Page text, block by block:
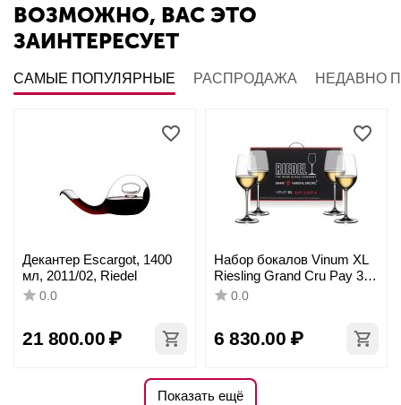
ВОЗМОЖНО, ВАС ЭТО
ЗАИНТЕРЕСУЕТ
САМЫЕ ПОПУЛЯРНЫЕ РАСПРОДАЖА НЕДАВНО
Декантер Escargot, 1400
мл, 2011/02, Riedel
0.0
21 800.00 ₽
Набор бокалов Vinum XL
Riesling Grand Cru Pay 3
Get 4, 405 мл, 4 шт.,
0.0
6 830.00 ₽
Показать ещё